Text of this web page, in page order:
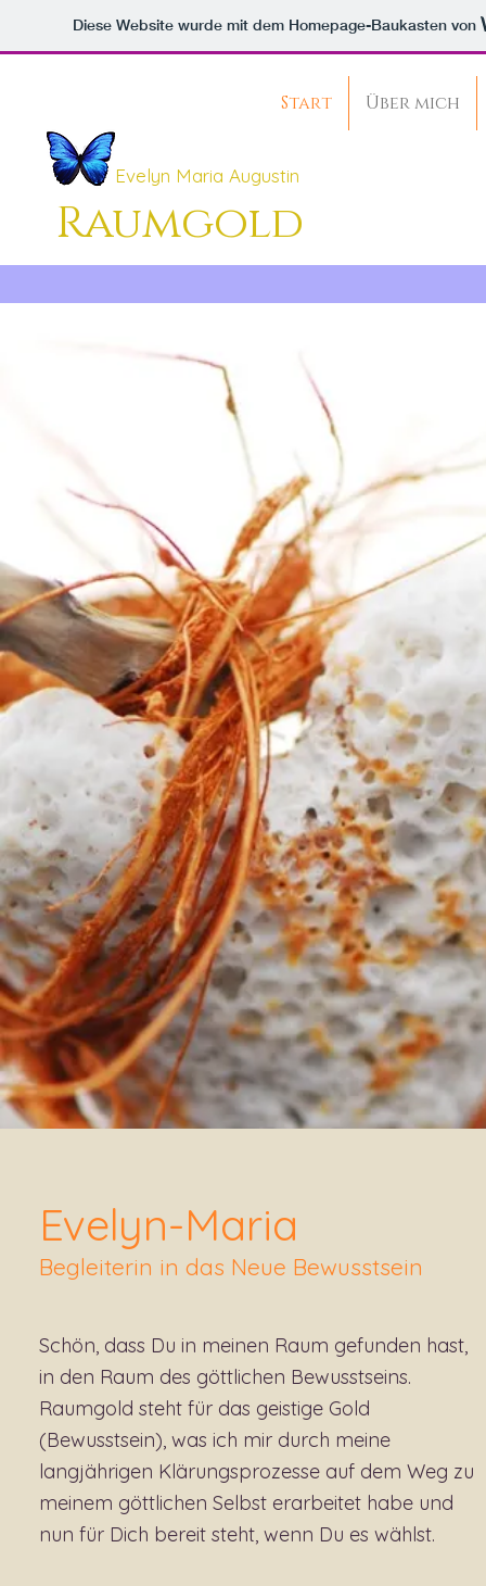
Diese Website wurde mit dem Homepage-Baukasten von
Start Über mich
Evelyn Maria Augustin
Raumgold
Evelyn-Maria
Schön, dass Du in meinen Raum gefunden hast,
in den Raum des göttlichen Bewusstseins.
Raumgold steht für das geistige Gold
(Bewusstsein), was ich mir durch meine
langjährigen Klärungsprozesse auf dem Weg zu
meinem göttlichen Selbst erarbeitet habe und
nun für Dich bereit steht, wenn Du es wählst.
Begleiterin in das Neue Bewusstsein